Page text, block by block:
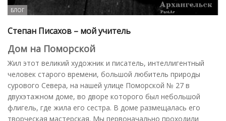
БЛОГ
Степан Писахов – мой учитель
Дом на Поморской
Жил этот великий художник и писатель, интеллигентный
человек старого времени, большой любитель природы
сурового Севера, на нашей улице Поморской № 27 в
двухэтажном доме, во дворе которого был небольшой
флигель, где жила его сестра. В доме размещалась его
творческая мастерская. Мы первоначально проходили